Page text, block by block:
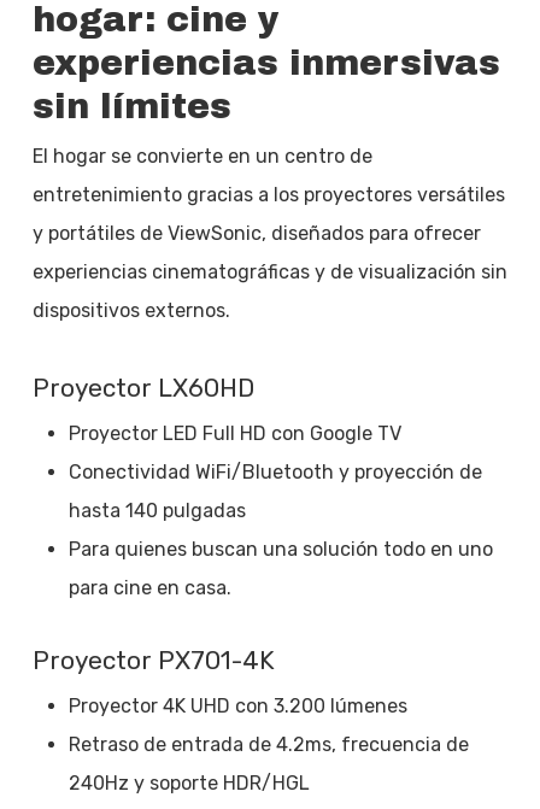
hogar: cine y
experiencias inmersivas
sin límites
El hogar se convierte en un centro de
entretenimiento gracias a los proyectores versátiles
y portátiles de ViewSonic, diseñados para ofrecer
experiencias cinematográficas y de visualización sin
dispositivos externos.
Proyector LX60HD
Proyector LED Full HD con Google TV
Conectividad WiFi/Bluetooth y proyección de
hasta 140 pulgadas
Para quienes buscan una solución todo en uno
para cine en casa.
Proyector PX701-4K
Proyector 4K UHD con 3.200 lúmenes
Retraso de entrada de 4.2ms, frecuencia de
240Hz y soporte HDR/HGL